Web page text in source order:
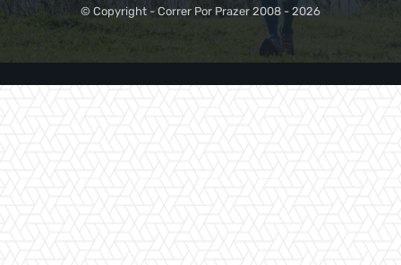
© Copyright - Correr Por Prazer 2008 - 2026